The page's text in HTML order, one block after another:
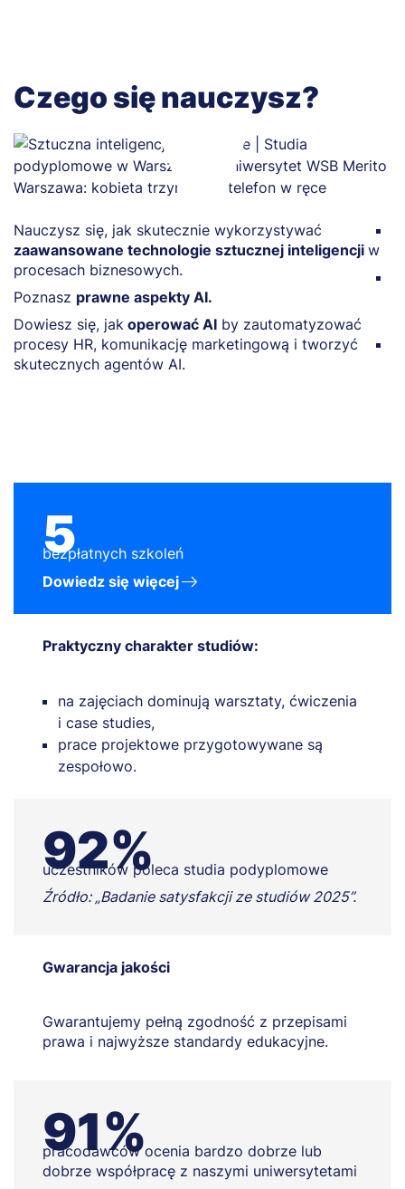
Czego się nauczysz?
Nauczysz się, jak skutecznie wykorzystywać
zaawansowane technologie sztucznej inteligencji w
procesach biznesowych.
Poznasz prawne aspekty AI.
Dowiesz się, jak operować AI by zautomatyzować
procesy HR, komunikację marketingową i tworzyć
skutecznych agentów AI.
5
bezpłatnych szkoleń
Dowiedz się więcej
Praktyczny charakter studiów:
na zajęciach dominują warsztaty, ćwiczenia
i case studies,
prace projektowe przygotowywane są
zespołowo.
92%
uczestników poleca studia podyplomowe
Źródło: „Badanie satysfakcji ze studiów 2025”.
Gwarancja jakości
Gwarantujemy pełną zgodność z przepisami
prawa i najwyższe standardy edukacyjne.
91%
pracodawców ocenia bardzo dobrze lub
dobrze współpracę z naszymi uniwersytetami